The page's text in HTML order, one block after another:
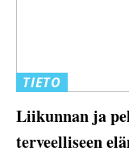
TIETO
Liikunnan ja
terveelliseen